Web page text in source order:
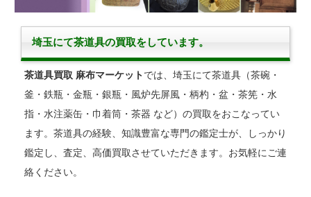
埼玉にて茶道具の買取をしています。
茶道具買取 麻布マーケット では、埼玉にて茶道具（茶碗・
釜・鉄瓶・金瓶・銀瓶・風炉先屏風・柄杓・盆・茶筅・水
指・水注薬缶・巾着筒・茶器 など）の買取をおこなってい
ます。茶道具の経験、知識豊富な専門の鑑定士が、しっかり
鑑定し、査定、高価買取させていただきます。お気軽にご連
絡ください。